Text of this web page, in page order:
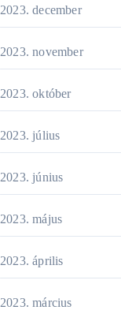
2023. december
2023. november
2023. október
2023. július
2023. június
2023. május
2023. április
2023. március